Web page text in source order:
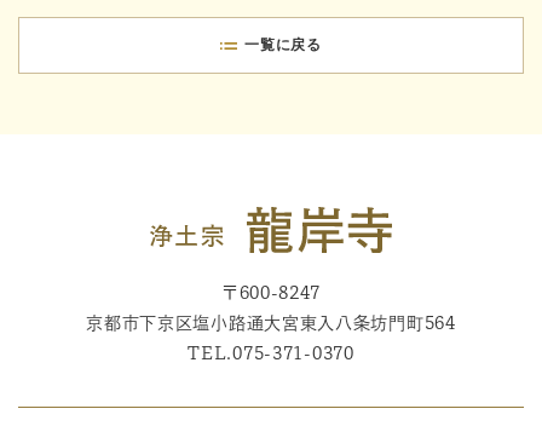
一覧に戻る
〒600-8247
京都市下京区塩小路通大宮東入八条坊門町564
TEL.075-371-0370